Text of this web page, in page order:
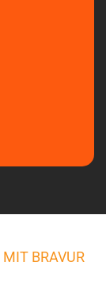
BRAVUR